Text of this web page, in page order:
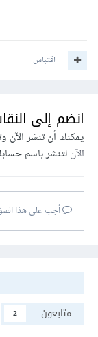
اقتباس
انضم إلى
يمكنك أن تنشر الآن
الآنلتنشر باسم
أجب على هذا
متابعون
2